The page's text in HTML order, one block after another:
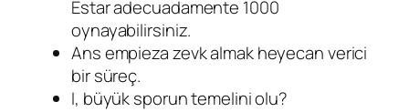
Estar adecuadamente 1000
oynayabilirsiniz.
Ans empieza zevk almak heyecan verici
bir süreç.
I, büyük sporun temelini olu?